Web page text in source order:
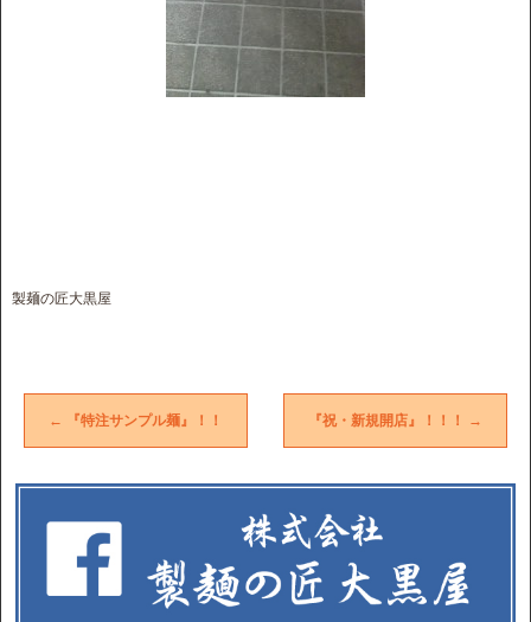
製麺の匠大黒屋
← 『特注サンプル麺』！！ 『祝・新規開店』！！！ →